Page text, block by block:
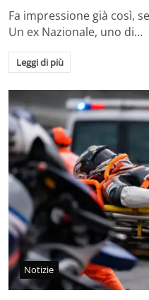
Fa impressione già così,
Un ex Nazionale, uno di…
Leggi di più
Notizie